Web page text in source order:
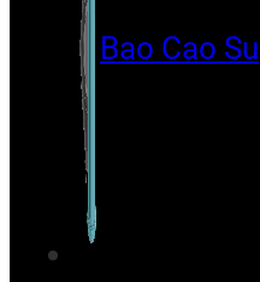
Bao Cao Su